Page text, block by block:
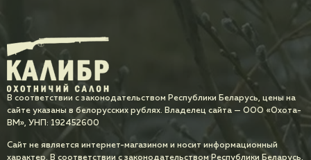
В соответствии с законодательством Республики Беларусь, цены на
сайте указаны в белорусских рублях. Владелец сайта — ООО «Охота-
ВМ», УНП: 192452600
Сайт не является интернет-магазином и носит информационный
характер. В соответствии с законодательством Республики Беларусь,